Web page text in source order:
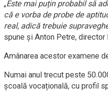
„Este mai puțin probabil să
că e vorba de probe de
real, adică trebuie
spune și Anton Petre, director
Amânarea acestor examene
Numai anul trecut peste
şcoală vocațională, cu profil